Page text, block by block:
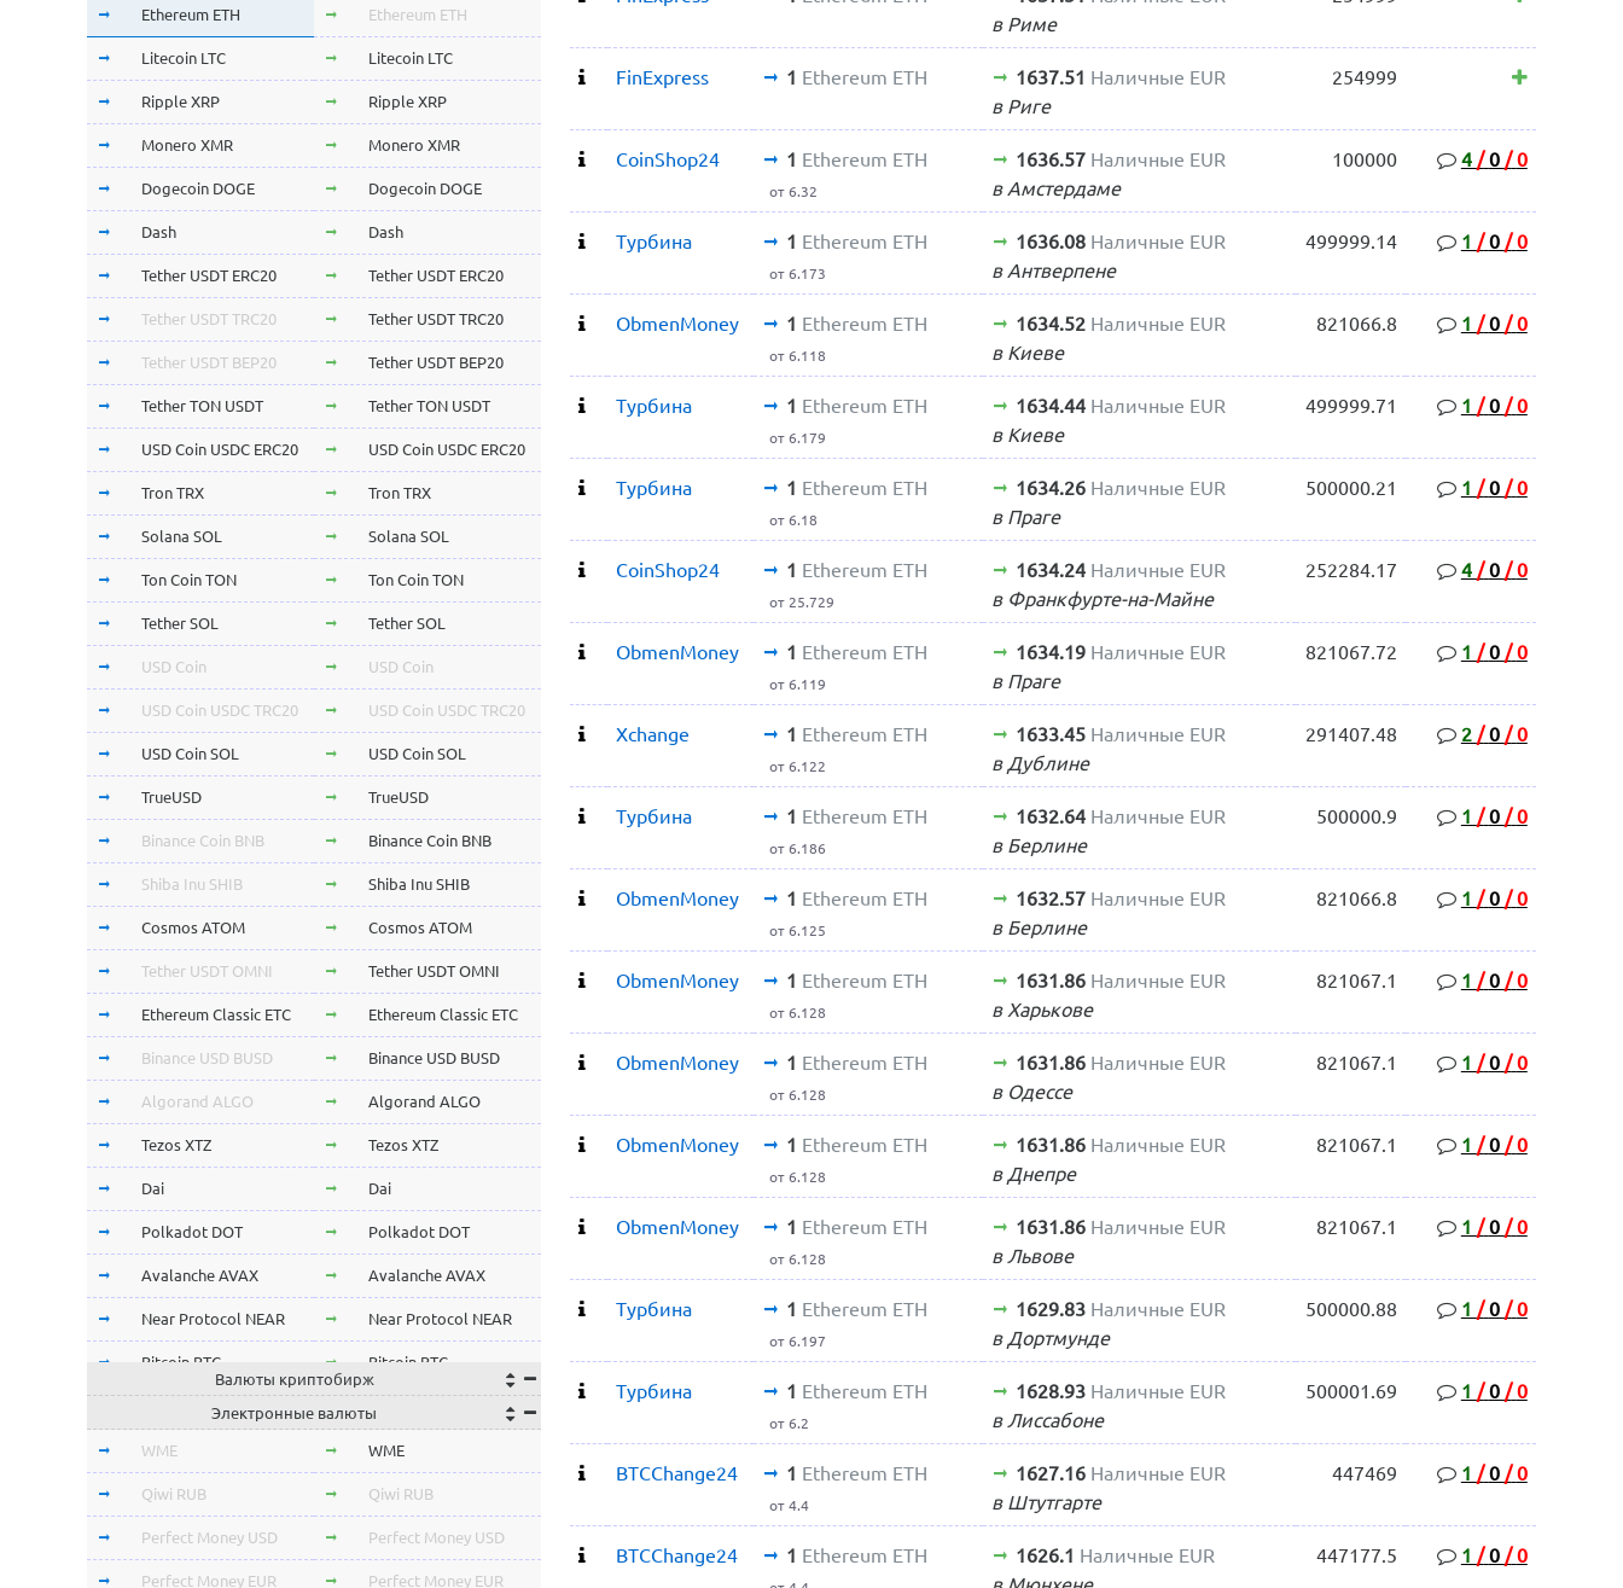
в Риме
FinExpress 1 Ethereum ETH 1637.51 Наличные EUR
в Риге
254999
CoinShop24 1 Ethereum ETH
от 6.32
1636.57 Наличные EUR
в Амстердаме
100000 4 / 0 / 0
Турбина 1 Ethereum ETH
от 6.173
1636.08 Наличные EUR
в Антверпене
499999.14 1 / 0 / 0
ObmenMoney 1 Ethereum ETH
от 6.118
1634.52 Наличные EUR
в Киеве
821066.8 1 / 0 / 0
Турбина 1 Ethereum ETH
от 6.179
1634.44 Наличные EUR
в Киеве
499999.71 1 / 0 / 0
Турбина 1 Ethereum ETH
от 6.18
1634.26 Наличные EUR
в Праге
500000.21 1 / 0 / 0
CoinShop24 1 Ethereum ETH
от 25.729
1634.24 Наличные EUR
в Франкфурте-на-Майне
252284.17 4 / 0 / 0
ObmenMoney 1 Ethereum ETH
от 6.119
1634.19 Наличные EUR
в Праге
821067.72 1 / 0 / 0
Xchange 1 Ethereum ETH
от 6.122
1633.45 Наличные EUR
в Дублине
291407.48 2 / 0 / 0
Турбина 1 Ethereum ETH
от 6.186
1632.64 Наличные EUR
в Берлине
500000.9 1 / 0 / 0
ObmenMoney 1 Ethereum ETH
от 6.125
1632.57 Наличные EUR
в Берлине
821066.8 1 / 0 / 0
ObmenMoney 1 Ethereum ETH
от 6.128
1631.86 Наличные EUR
в Харькове
821067.1 1 / 0 / 0
ObmenMoney 1 Ethereum ETH
от 6.128
1631.86 Наличные EUR
в Одессе
821067.1 1 / 0 / 0
ObmenMoney 1 Ethereum ETH
от 6.128
1631.86 Наличные EUR
в Днепре
821067.1 1 / 0 / 0
ObmenMoney 1 Ethereum ETH
от 6.128
1631.86 Наличные EUR
в Львове
821067.1 1 / 0 / 0
Турбина 1 Ethereum ETH
от 6.197
1629.83 Наличные EUR
в Дортмунде
500000.88 1 / 0 / 0
Турбина 1 Ethereum ETH
от 6.2
1628.93 Наличные EUR
в Лиссабоне
500001.69 1 / 0 / 0
BTCChange24 1 Ethereum ETH
от 4.4
1627.16 Наличные EUR
в Штутгарте
447469 1 / 0 / 0
BTCChange24 1 Ethereum ETH 1626.1 Наличные EUR
447177.5 1 / 0 / 0
Ethereum ETH Ethereum ETH
Litecoin LTC Litecoin LTC
Ripple XRP Ripple XRP
Monero XMR Monero XMR
Dogecoin DOGE Dogecoin DOGE
Dash Dash
Tether USDT ERC20 Tether USDT ERC20
Tether USDT TRC20 Tether USDT TRC20
Tether USDT BEP20 Tether USDT BEP20
Tether TON USDT Tether TON USDT
USD Coin USDC ERC20 USD Coin USDC ERC20
Tron TRX Tron TRX
Solana SOL Solana SOL
Ton Coin TON Ton Coin TON
Tether SOL Tether SOL
USD Coin USD Coin
USD Coin USDC TRC20 USD Coin USDC TRC20
USD Coin SOL USD Coin SOL
TrueUSD TrueUSD
Binance Coin BNB Binance Coin BNB
Shiba Inu SHIB Shiba Inu SHIB
Cosmos ATOM Cosmos ATOM
Tether USDT OMNI Tether USDT OMNI
Ethereum Classic ETC Ethereum Classic ETC
Binance USD BUSD Binance USD BUSD
Algorand ALGO Algorand ALGO
Tezos XTZ Tezos XTZ
Dai Dai
Polkadot DOT Polkadot DOT
Avalanche AVAX Avalanche AVAX
Near Protocol NEAR Near Protocol NEAR
Bitcoin BTC Bitcoin BTC
Terra LUNA
Cardano ADA Cardano ADA
OmiseGo OMG OmiseGo OMG
Verge XVG Verge XVG
BitTorrent BTT BitTorrent BTT
Валюты криптобирж
Электронные валюты
WME WME
Qiwi RUB Qiwi RUB
Perfect Money USD Perfect Money USD
Perfect Money EUR Perfect Money EUR